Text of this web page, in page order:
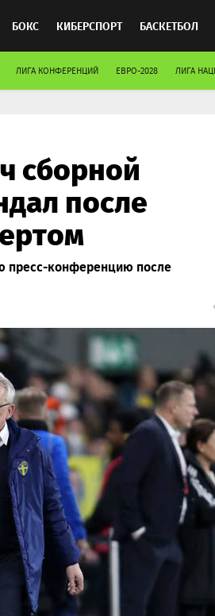
БОКС КИБЕРСПОРТ БАСКЕТБОЛ
ЛИГА КОНФЕРЕНЦИЙ ЕВРО-2028 ЛИГА
сборной
после
пресс-конференцию после